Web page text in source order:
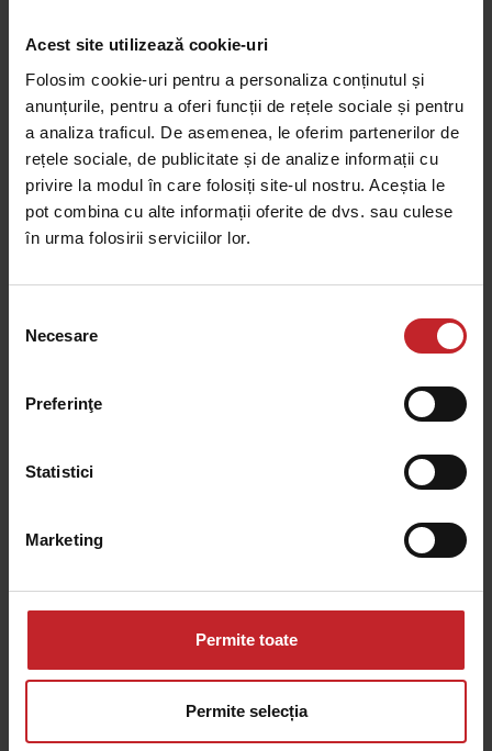
Acest site utilizează cookie-uri
Folosim cookie-uri pentru a personaliza conținutul și
anunțurile, pentru a oferi funcții de rețele sociale și pentru
a analiza traficul. De asemenea, le oferim partenerilor de
rețele sociale, de publicitate și de analize informații cu
privire la modul în care folosiți site-ul nostru. Aceștia le
pot combina cu alte informații oferite de dvs. sau culese
în urma folosirii serviciilor lor.
consimțământului
Necesare
Preferinţe
Statistici
Marketing
Permite toate
Permite selecția
Disc 432mm
Adâncimea de lucru:5-12cm
Diametrul discului:432mm
Tip de sol: Ușor, mediu
Se potrivește următoarelor mașini:
Disc 432mm